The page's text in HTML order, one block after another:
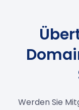
Werden Sie